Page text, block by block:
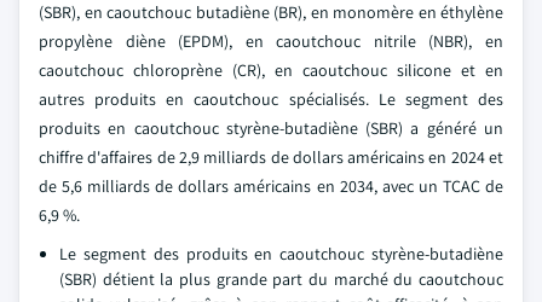
(SBR), en caoutchouc butadiène (BR), en monomère en éthylène
propylène diène (EPDM), en caoutchouc nitrile (NBR), en
caoutchouc chloroprène (CR), en caoutchouc silicone et en
autres produits en caoutchouc spécialisés. Le segment des
produits en caoutchouc styrène-butadiène (SBR) a généré un
chiffre d'affaires de 2,9 milliards de dollars américains en 2024 et
de 5,6 milliards de dollars américains en 2034, avec un TCAC de
6,9 %.
Le segment des produits en caoutchouc styrène-butadiène
(SBR) détient la plus grande part du marché du caoutchouc